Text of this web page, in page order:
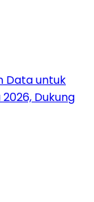
Data untuk
Dukung